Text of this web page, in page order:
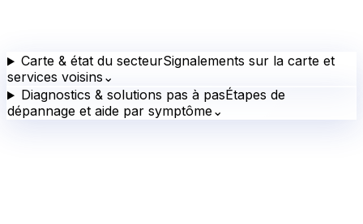
Carte & état du secteurSignalements sur la carte et
services voisins ⌄
Diagnostics & solutions pas à pasÉtapes de
dépannage et aide par symptôme⌄